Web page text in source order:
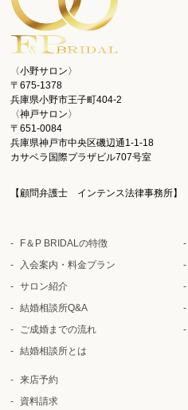
〈小野サロン〉
〒675-1378
兵庫県小野市王子町404-2
〈神戸サロン〉
〒651-0084
兵庫県神戸市中央区磯辺通1-1-18
カサベラ国際プラザビル707号室
【顧問弁護士 インテンス法律事務所】
F＆P BRIDALの特徴
入会案内・料金プラン
サロン紹介
結婚相談所Q&A
ご成婚までの流れ
結婚相談所とは
来店予約
資料請求